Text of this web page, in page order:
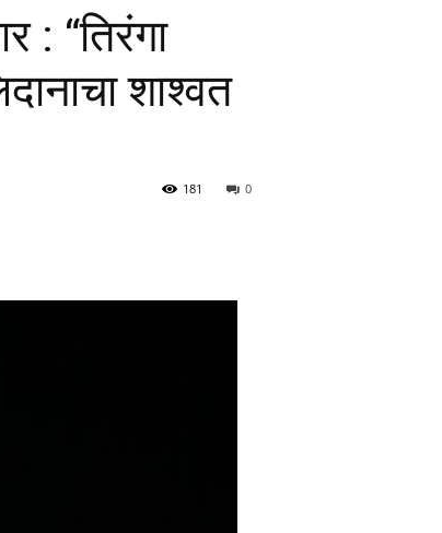
: “तिरंगा
शाश्वत
0
181